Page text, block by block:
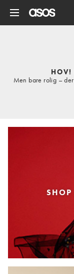
HOV!
Men bare rolig –